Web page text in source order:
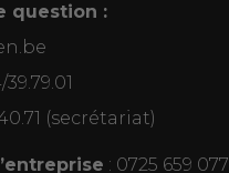
question :
(secrétariat)
: 0725 659 077